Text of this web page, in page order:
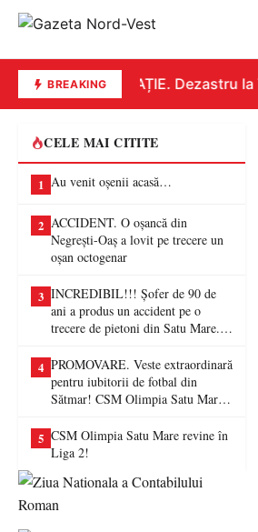
BREAKINGEDUCAȚIE. Dezastru la
CELE MAI CITITE
1 Au venit oșenii acasă…
2 ACCIDENT. O oșancă din
Negrești-Oaș a lovit pe trecere un
oșan octogenar
3 INCREDIBIL!!! Șofer de 90 de
ani a produs un accident pe o
trecere de pietoni din Satu Mare. O
4 PROMOVARE. Veste extraordinară
pentru iubitorii de fotbal din
Sătmar! CSM Olimpia Satu Mare
5 CSM Olimpia Satu Mare revine în
Liga 2!